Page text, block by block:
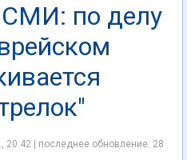
СМИ: по делу
20:42 | последнее обновление: 28